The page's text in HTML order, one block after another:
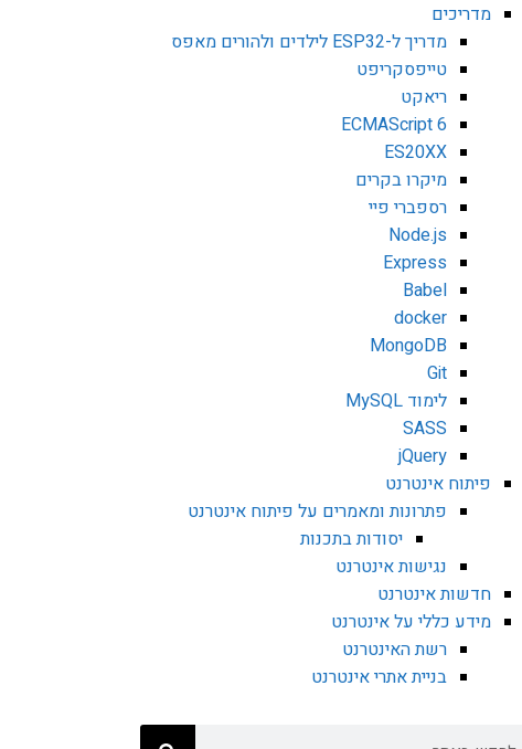
מדריכים
מדריך ל-ESP32 לילדים ולהורים מאפס
טייפסקריפט
ריאקט
ECMAScript 6
ES20XX
מיקרו בקרים
רספברי פיי
Node.js
Express
Babel
docker
MongoDB
Git
לימוד MySQL
SASS
jQuery
פיתוח אינטרנט
פתרונות ומאמרים על פיתוח אינטרנט
יסודות בתכנות
נגישות אינטרנט
חדשות אינטרנט
מידע כללי על אינטרנט
רשת האינטרנט
בניית אתרי אינטרנט